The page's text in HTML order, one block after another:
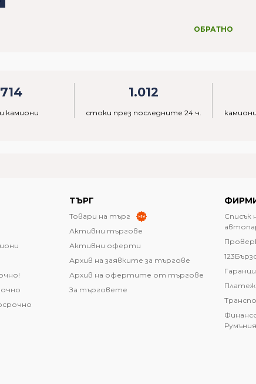
ОБРАТНО
камиони
1.012
стоки през последните 24 ч.
ТЪРГ
Товари на търг
Активни търгове
Активни оферти
Архив на заявките за търгове
Архив на офертите от търгове
За търговете
Списък
Румъния